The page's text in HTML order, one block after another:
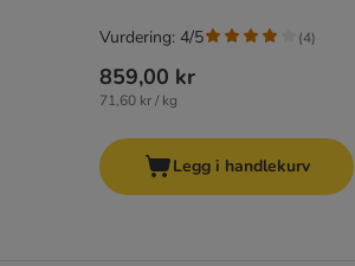
859,00 kr
71,60 kr / kg
Vurdering: 4/5 (4)
Legg i handlekurv